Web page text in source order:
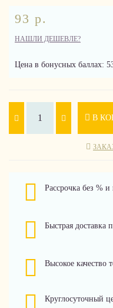
93 р.
НАШЛИ ДЕШЕВЛЕ?
Цена в бонусных баллах:
В
Рассрочка без % и
Быстрая доставка
Высокое качество
Круглосуточный